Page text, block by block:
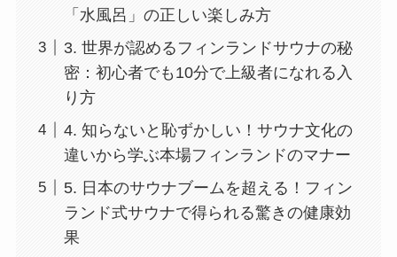
「水風呂」の正しい楽しみ方
3. 世界が認めるフィンランドサウナの秘
密：初心者でも10分で上級者になれる入
り方
4. 知らないと恥ずかしい！サウナ文化の
違いから学ぶ本場フィンランドのマナー
5. 日本のサウナブームを超える！フィン
ランド式サウナで得られる驚きの健康効
果